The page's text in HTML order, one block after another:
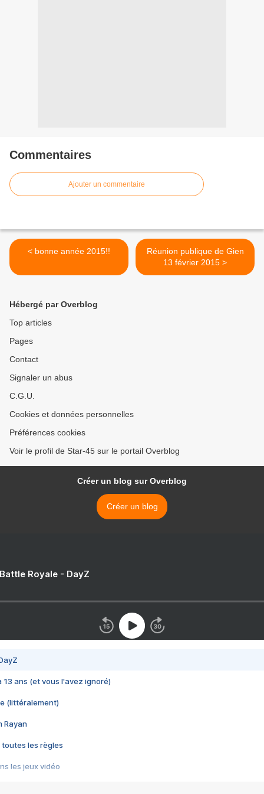
Commentaires
Ajouter un commentaire
< bonne année 2015!!
Réunion publique de Gien
13 février 2015 >
Hébergé par Overblog
Top articles
Pages
Contact
Signaler un abus
C.G.U.
Cookies et données personnelles
Préférences cookies
Voir le profil de Star-45 sur le portail Overblog
Créer un blog sur Overblog
Créer un blog
Royale - DayZ
13 ans (et vous l'avez ignoré)
(littéralement)
Rayan
toutes les règles
les jeux vidéo